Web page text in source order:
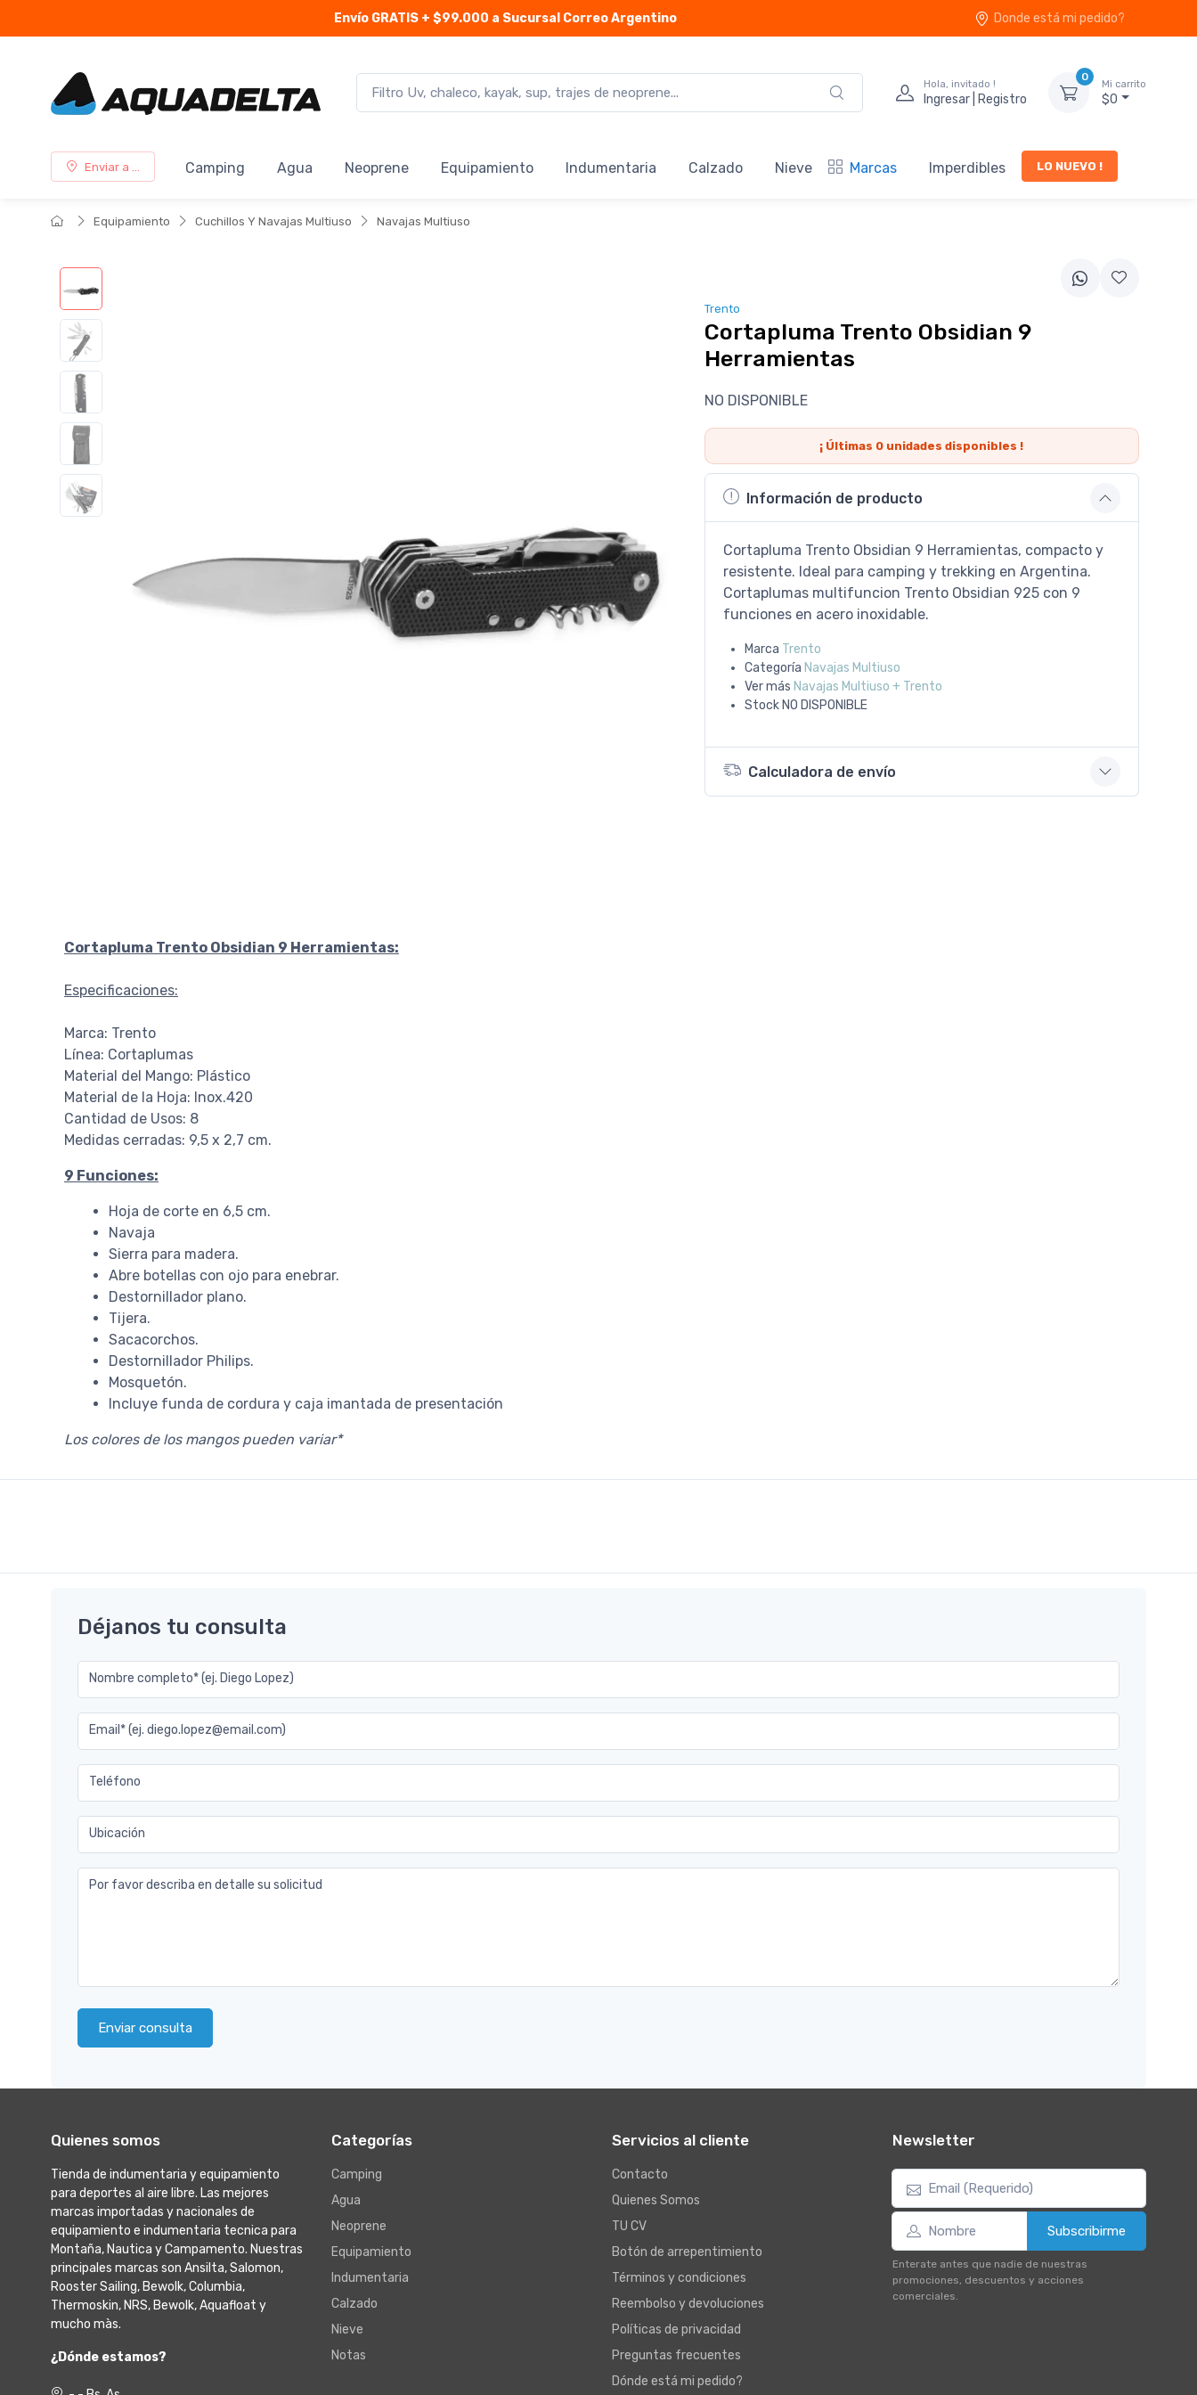
Envío GRATIS + $99.000 a Sucursal Correo Argentino Donde está mi pedido?
Hola, invitado !
Ingresar | Registro
0
Mi carrito
$0
Enviar a ... Camping Agua Neoprene Equipamiento Indumentaria Calzado Nieve Marcas Imperdibles LO NUEVO !
Equipamiento Cuchillos Y Navajas Multiuso Navajas Multiuso
Trento
Cortapluma Trento Obsidian 9
Herramientas
NO DISPONIBLE
¡ Últimas 0 unidades disponibles !
Información de producto
Cortapluma Trento Obsidian 9 Herramientas, compacto y
resistente. Ideal para camping y trekking en Argentina.
Cortaplumas multifuncion Trento Obsidian 925 con 9
funciones en acero inoxidable.
Marca Trento
Categoría Navajas Multiuso
Ver más Navajas Multiuso + Trento
Stock NO DISPONIBLE
Calculadora de envío
Cortapluma Trento Obsidian 9 Herramientas:
Especificaciones:
Marca: Trento
Línea: Cortaplumas
Material del Mango: Plástico
Material de la Hoja: Inox.420
Cantidad de Usos: 8
Medidas cerradas: 9,5 x 2,7 cm.
9 Funciones:
Hoja de corte en 6,5 cm.
Navaja
Sierra para madera.
Abre botellas con ojo para enebrar.
Destornillador plano.
Tijera.
Sacacorchos.
Destornillador Philips.
Mosquetón.
Incluye funda de cordura y caja imantada de presentación
Los colores de los mangos pueden variar*
Déjanos tu consulta
Nombre completo* (ej. Diego Lopez)
Email* (ej. diego.lopez@email.com)
Teléfono
Ubicación
Por favor describa en detalle su solicitud
Enviar consulta
Quienes somos
Tienda de indumentaria y equipamiento
para deportes al aire libre. Las mejores
marcas importadas y nacionales de
equipamiento e indumentaria tecnica para
Montaña, Nautica y Campamento. Nuestras
principales marcas son Ansilta, Salomon,
Rooster Sailing, Bewolk, Columbia,
Thermoskin, NRS, Bewolk, Aquafloat y
mucho màs.
¿Dónde estamos?
Categorías
Camping
Agua
Neoprene
Equipamiento
Indumentaria
Calzado
Nieve
Notas
Servicios al cliente
Contacto
Quienes Somos
TU CV
Botón de arrepentimiento
Términos y condiciones
Reembolso y devoluciones
Políticas de privacidad
Preguntas frecuentes
Dónde está mi pedido?
Newsletter
Subscribirme
Enterate antes que nadie de nuestras
promociones, descuentos y acciones
comerciales.